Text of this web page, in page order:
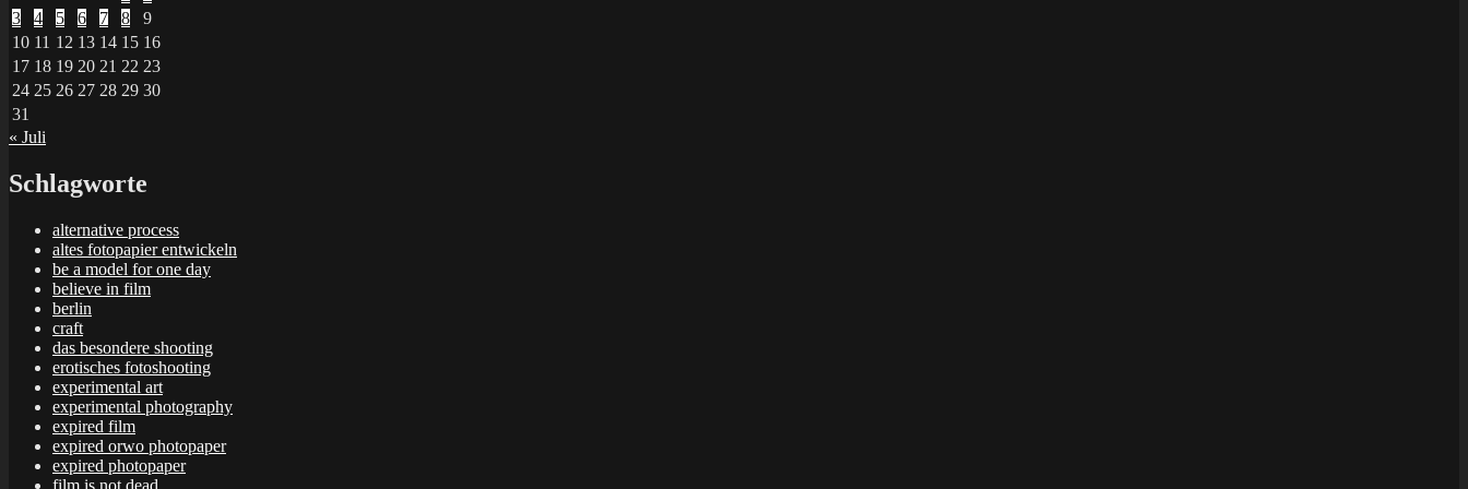
3
4 5 6 7 8
9
10 11 12 13 14 15 16
17 18 19 20 21 22 23
24 25 26 27 28 29 30
31
« Juli
Schlagworte
alternative process
altes fotopapier entwickeln
be a model for one day
believe in film
berlin
craft
das besondere shooting
erotisches fotoshooting
experimental art
experimental photography
expired film
expired orwo photopaper
expired photopaper
film is not dead